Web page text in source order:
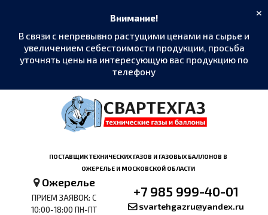
Внимание!
В связи с непревывно растущими ценами на сырье и
увеличением себестоимости продукции, просьба
уточнять цены на интересующую вас продукцию по
телефону
×
ПОСТАВЩИК ТЕХНИЧЕСКИХ ГАЗОВ И ГАЗОВЫХ БАЛЛОНОВ В
ОЖЕРЕЛЬЕ И МОСКОВСКОЙ ОБЛАСТИ
Ожерелье
ПРИЕМ ЗАЯВОК: С
10:00-18:00 ПН-ПТ
+7 985 999-40-01
svartehgazru@yandex.ru
MAX
Написать в мессенджер ›
@SvarTehGaz ›
WhatsApp
+7 985 999-40-01 ›